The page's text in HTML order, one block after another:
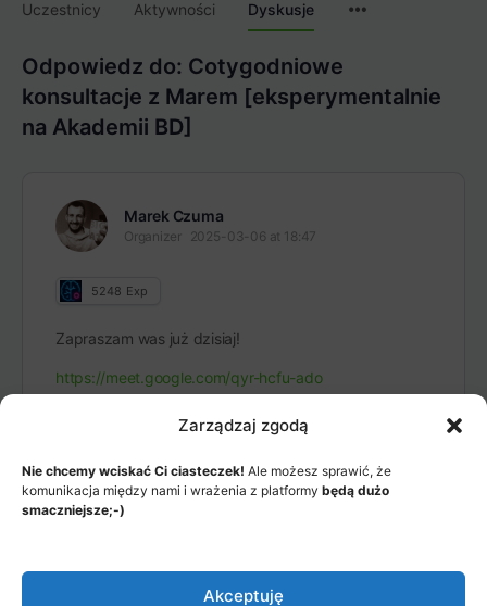
Zarządzaj zgodą
Nie chcemy wciskać Ci ciasteczek! Ale możesz sprawić, że
komunikacja między nami i wrażenia z platformy będą dużo
smaczniejsze;-)
Akceptuję
Uczestnicy Aktywności Dyskusje
Odpowiedz do: Cotygodniowe
konsultacje z Marem [eksperymentalnie
na Akademii BD]
Marek Czuma
Organizer 2025-03-06 at 18:47
5248 Exp
Zapraszam was już dzisiaj!
https://meet.google.com/qyr-hcfu-ado
MENU